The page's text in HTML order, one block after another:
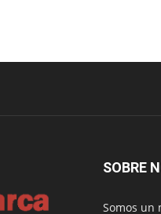
SOBRE
Somos un